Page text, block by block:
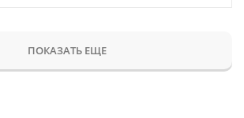
ПОКАЗАТЬ ЕЩЕ